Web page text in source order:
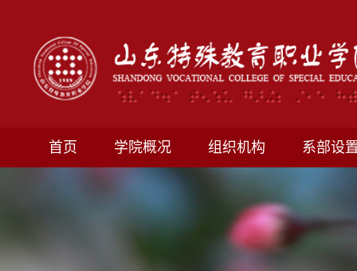
首页 学院概况 组织机构 系部设